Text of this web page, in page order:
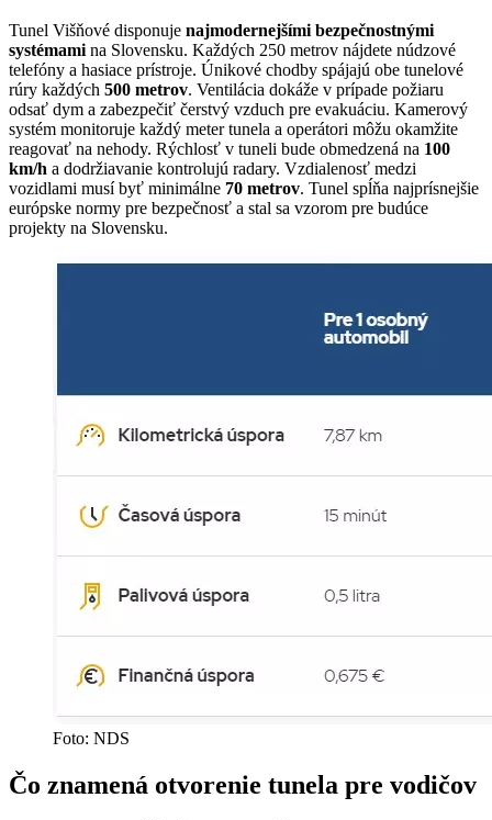
Tunel Višňové disponuje najmodernejšími bezpečnostnými
systémami na Slovensku. Každých 250 metrov nájdete núdzové
telefóny a hasiace prístroje. Únikové chodby spájajú obe tunelové
rúry každých 500 metrov. Ventilácia dokáže v prípade požiaru
odsať dym a zabezpečiť čerstvý vzduch pre evakuáciu. Kamerový
systém monitoruje každý meter tunela a operátori môžu okamžite
reagovať na nehody. Rýchlosť v tuneli bude obmedzená na 100
km/h a dodržiavanie kontrolujú radary. Vzdialenosť medzi
vozidlami musí byť minimálne 70 metrov. Tunel spĺňa najprísnejšie
európske normy pre bezpečnosť a stal sa vzorom pre budúce
projekty na Slovensku.
Foto: NDS
Čo znamená otvorenie tunela pre vodičov